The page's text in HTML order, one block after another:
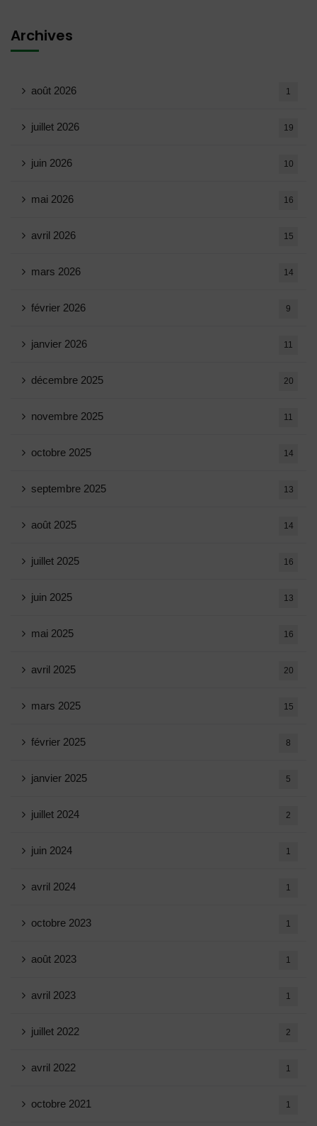
Archives
août 2026 1
juillet 2026 19
juin 2026 10
mai 2026 16
avril 2026 15
mars 2026 14
février 2026 9
janvier 2026 11
décembre 2025 20
novembre 2025 11
octobre 2025 14
septembre 2025 13
août 2025 14
juillet 2025 16
juin 2025 13
mai 2025 16
avril 2025 20
mars 2025 15
février 2025 8
janvier 2025 5
juillet 2024 2
juin 2024 1
avril 2024 1
octobre 2023 1
août 2023 1
avril 2023 1
juillet 2022 2
avril 2022 1
octobre 2021 1